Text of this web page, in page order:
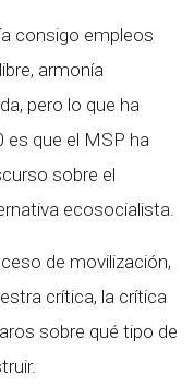
consigo empleos
armonía
pero lo que ha
es que el MSP ha
sobre el
ecosocialista.
de movilización,
crítica, la crítica
sobre qué tipo de